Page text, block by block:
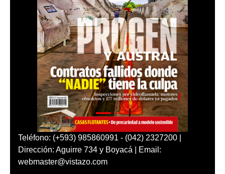
Teléfono: (+593) 985860991 - (042) 2327200 |
Dirección: Aguirre 734 y Boyacá | Email:
webmaster@vistazo.com